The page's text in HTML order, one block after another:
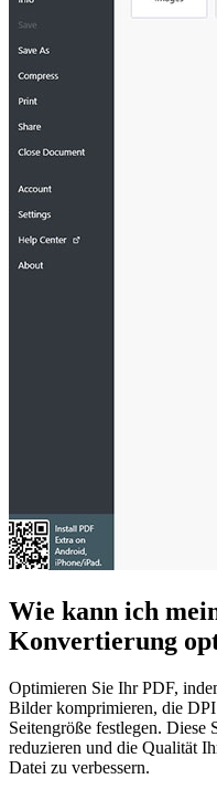
Wie kann ich
Konvertierung
Optimieren Sie Ihr PDF,
Bilder komprimieren, die DPI
Seitengröße festlegen. Diese
reduzieren und die Qualität
Datei zu verbessern.